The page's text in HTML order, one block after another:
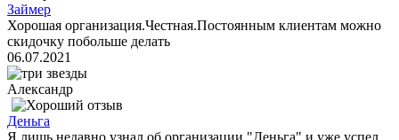
Займер
Хорошая организация.Честная.Постоянным клиентам можно
скидочку побольше делать
06.07.2021
Александр
Деньга
Я лишь недавно узнал об организации "Деньга" и уже успел